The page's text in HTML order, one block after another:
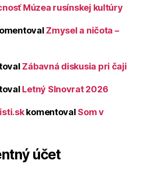
Múzea rusínskej kultúry
Zmysel a ničota –
Zábavná diskusia pri čaji
Letný Slnovrat 2026
komentoval Som v
účet